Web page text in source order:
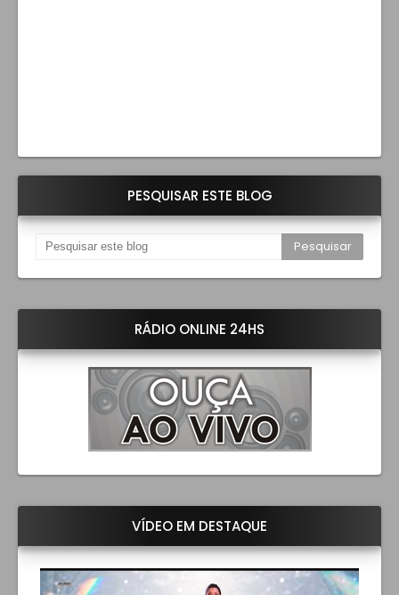
PESQUISAR ESTE BLOG
RÁDIO ONLINE 24HS
VÍDEO EM DESTAQUE